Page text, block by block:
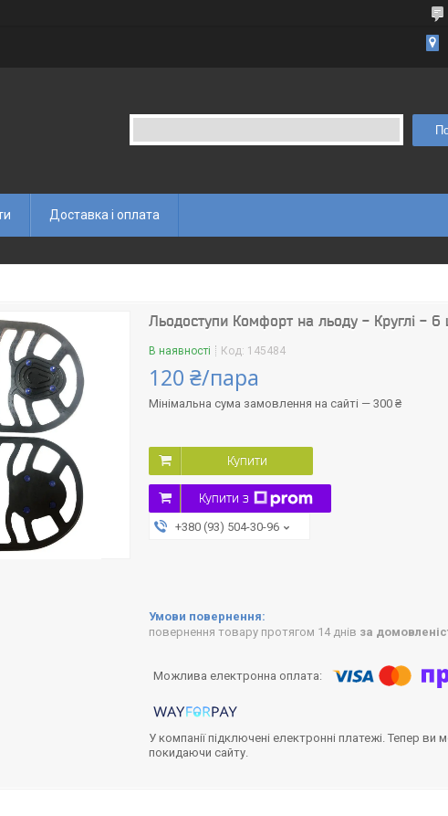
Доставка і оплата
Льодоступи Комфорт на льоду - Круглі - 6
В наявності Код: 145484
120 ₴/пара
Мінімальна сума замовлення на сайті — 300 ₴
Купити
Купити з
+380 (93) 504-30-96
повернення товару протягом 14 днів за
У компанії підключені електронні платежі. Тепер
покидаючи сайту.